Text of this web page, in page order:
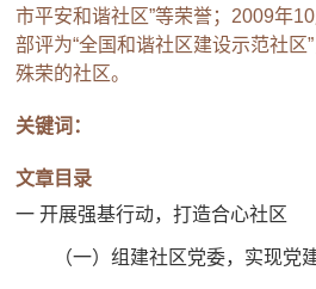
市平安和谐社区”等荣誉；2009年
部评为“全国和谐社区建设示范社区
殊荣的社区。
关键词：
文章目录
一 开展强基行动，打造合心社区
（一）组建社区党委，实现党